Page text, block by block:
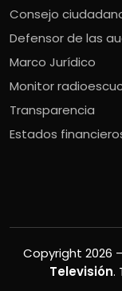
Consejo
Defensor de las
Marco Jurídico
Monitor
Transparencia
Estados
Copyright 2026
Televisión.